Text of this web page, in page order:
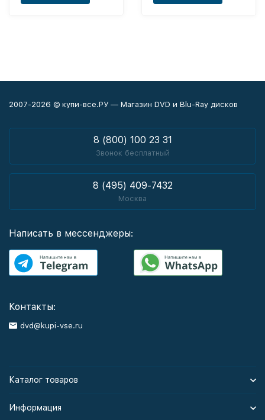
2007-2026 © купи-все.РУ — Магазин DVD и Blu-Ray дисков
8 (800) 100 23 31
Звонок бесплатный
8 (495) 409-7432
Москва
Написать в мессенджеры:
Контакты:
dvd@kupi-vse.ru
Каталог товаров
Информация